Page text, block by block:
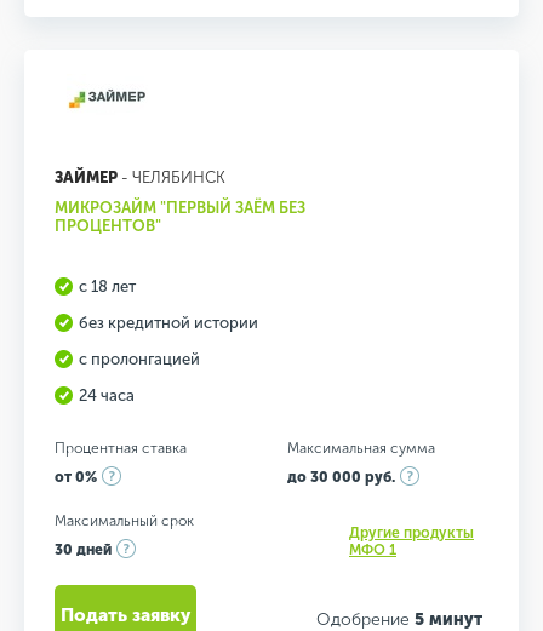
ЗАЙМЕР - ЧЕЛЯБИНСК
МИКРОЗАЙМ "ПЕРВЫЙ ЗАЁМ БЕЗ
ПРОЦЕНТОВ"
с 18 лет
без кредитной истории
с пролонгацией
24 часа
Процентная ставка
от 0%
Максимальная сумма
до 30 000 руб.
Максимальный срок
30 дней
Другие продукты
МФО 1
Одобрение 5 минут
Подать заявку